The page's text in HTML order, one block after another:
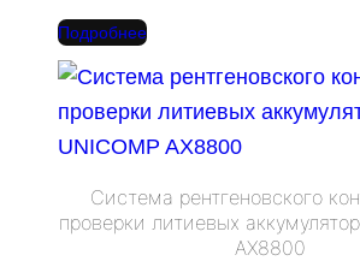
Подробнее
Система рентгеновского
проверки литиевых
AX8800